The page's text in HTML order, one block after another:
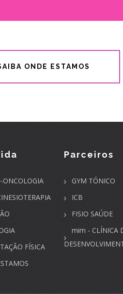
ONDE ESTAMOS
ONCOLOGIA
FÍSICA
Parceiros
GYM TÓNICO
ICB
FISIO SAÚDE
mim - CLÍNICA